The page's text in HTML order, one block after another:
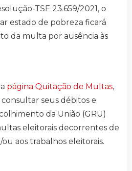
TSE 23.659/2021, o
estado de pobreza ficará
da multa por ausência às
página Quitação de Multas,
seus débitos e
da União (GRU)
eleitorais decorrentes de
aos trabalhos eleitorais.